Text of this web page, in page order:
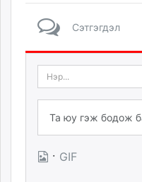
Сэтгэгдэл
· GIF